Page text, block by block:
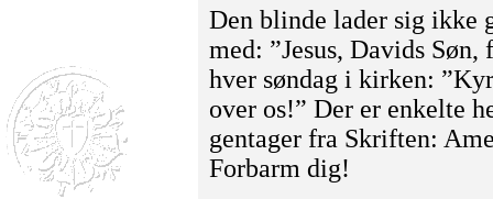
Den blinde lader sig ikke
med: ”Jesus, Davids
hver søndag i kirken:
over os!” Der er enkelte
gentager fra Skriften:
Forbarm dig!